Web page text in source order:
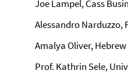
Joe Lampel, Cass
Alessandro Narduzzo,
Amalya Oliver,
Prof. Kathrin Sele,